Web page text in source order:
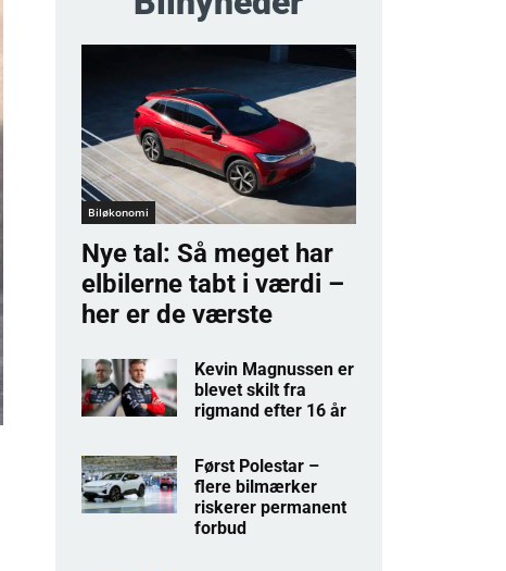
Biløkonomi
Nye tal: Så meget har
elbilerne tabt i værdi –
her er de værste
Kevin Magnussen er
blevet skilt fra
rigmand efter 16 år
Først Polestar –
flere bilmærker
riskerer permanent
forbud